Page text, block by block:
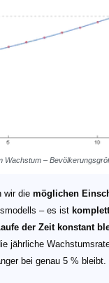
Wachstum –
wir die möglichen
– es ist
der Zeit konstant
jährliche
bei genau 5 % bleibt.